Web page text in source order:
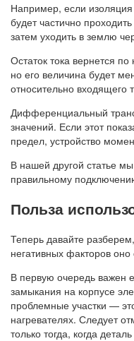
Например, если
будет частично
затем уходить в землю
Остаток тока вернется
но его величина будет
относительно входящего
Дифференциальный
значений. Если этот
предел, устройство
В нашей другой статье
правильному
Польза
Теперь давайте
негативных факторов
В первую очередь важен
замыкания на корпусе
проблемные участки —
нагревателях. Следует
только тогда, когда